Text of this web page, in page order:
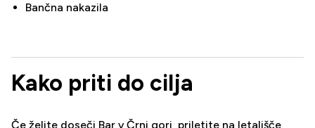
Bančna nakazila
Kako priti do cilja
Če želite doseči Bar v Črni gori, priletite na letališče